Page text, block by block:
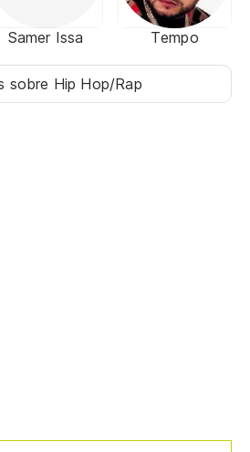
Samer Issa Tempo
sobre Hip Hop/Rap